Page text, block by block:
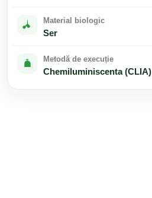
Material biologic
Ser
Metodă de execuție
Chemiluminiscenta (CLIA)